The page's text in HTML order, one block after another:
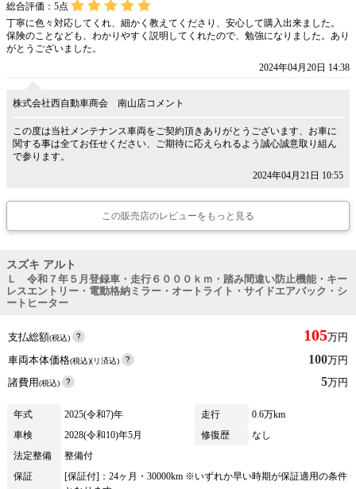
総合評価： 5点
丁寧に色々対応してくれ、細かく教えてくださり、安心して購入出来ました。
保険のことなども、わかりやすく説明してくれたので、勉強になりました。あり
がとうございました。
2024年04月20日 14:38
株式会社西自動車商会 南山店コメント
この度は当社メンテナンス車両をご契約頂きありがとうございます、お車に
関する事は全てお任せください、ご期待に応えられるよう誠心誠意取り組ん
で参ります。
2024年04月21日 10:55
この販売店のレビューをもっと見る
スズキ アルト
Ｌ 令和７年５月登録車・走行６０００ｋｍ・踏み間違い防止機能・キー
レスエントリー・電動格納ミラー・オートライト・サイドエアバック・シ
ートヒーター
支払総額(税込) 105万円
車両本体価格(税込)(リ済込) 100万円
諸費用(税込) 5万円
年式 2025(令和7)年 走行
0.6万km
車検
2028(令和10)年5月 修復歴
なし
法定整備
整備付
保証
[保証付]：24ヶ月・30000km ※いずれか早い時期が保証適用の条件